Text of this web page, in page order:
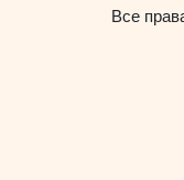
Все